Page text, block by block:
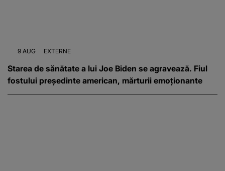
9 AUG EXTERNE
Starea de sănătate a lui Joe Biden se agravează. Fiul
fostului președinte american, mărturii emoționante